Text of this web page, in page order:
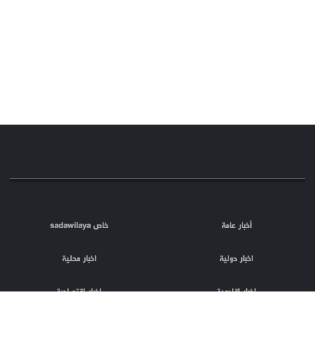
أخبار عامة خاص sadawilaya
اخبار دولية اخبار محلية
اخبار اقليمية اخبار اقتصادية